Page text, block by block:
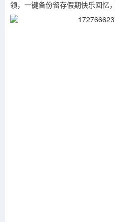
领，一键备份留存假期快乐回忆